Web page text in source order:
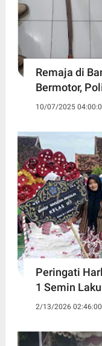
Remaja di
Bermotor,
10/07/2025
Peringati
1 Semin
2/13/2026